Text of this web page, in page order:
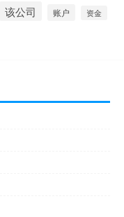
该公司 账户 资金